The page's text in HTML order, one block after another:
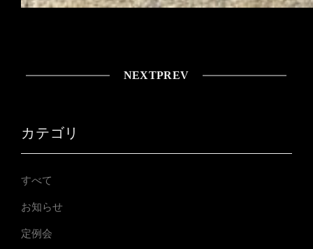
NEXTPREV
カテゴリ
すべて
お知らせ
定例会